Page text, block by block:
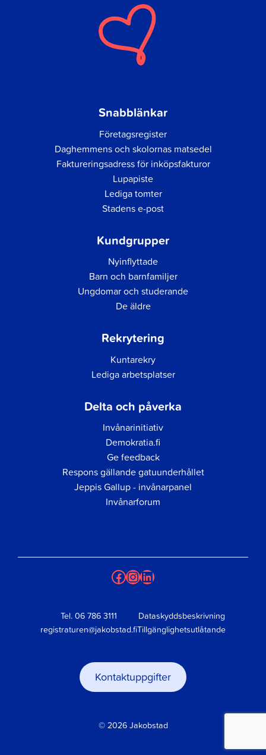
Snabblänkar
Företagsregister
Daghemmens och skolornas matsedel
Faktureringsadress för inköpsfakturor
Lupapiste
Lediga tomter
Stadens e-post
Kundgrupper
Nyinflyttade
Barn och barnfamiljer
Ungdomar och studerande
De äldre
Rekrytering
Kuntarekry
Lediga arbetsplatser
Delta och påverka
Invånarinitiativ
Demokratia.fi
Ge feedback
Respons gällande gatuunderhållet
Jeppis Gallup - invånarpanel
Invånarforum
Facebook
Instagram
LinkedIn
Tel. 06 786 3111
registraturen@jakobstad.fi
Dataskyddsbeskrivning
Tillgänglighetsutlåtande
Kontaktuppgifter
© 2026 Jakobstad